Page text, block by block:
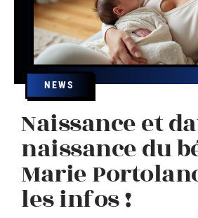
NEWS
Naissance et
naissance du
Marie
les infos !